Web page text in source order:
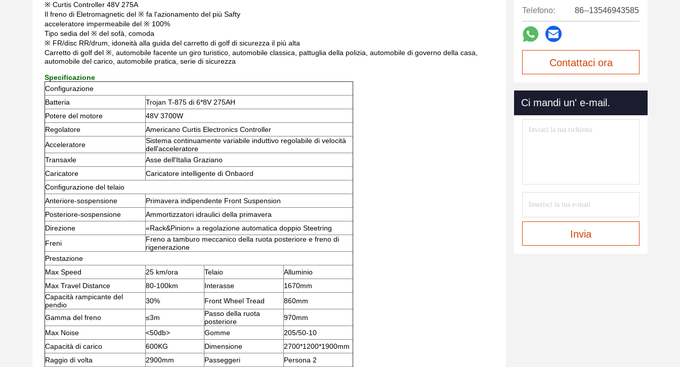
※ Curtis Controller 48V 275A
Il freno di Eletromagnetic del ※ fa l'azionamento del più Safty
acceleratore impermeabile del ※ 100%
Tipo sedia del ※ del sofà, comoda
※ FR/disc RR/drum, idoneità alla guida del carretto di golf di sicurezza il più alta
Carretto di golf del ※, automobile facente un giro turistico, automobile classica, pattuglia della polizia, automobile di governo della casa,
automobile del carico, automobile pratica, serie di sicurezza
Specificazione
Configurazione
Batteria
Trojan T-875 di 6*8V 275AH
Potere del motore
48V 3700W
Regolatore
Americano Curtis Electronics Controller
Acceleratore
Sistema continuamente variabile induttivo regolabile di velocità
dell'acceleratore
Transaxle
Asse dell'Italia Graziano
Caricatore
Caricatore intelligente di Onbaord
Configurazione del telaio
Anteriore-sospensione
Primavera indipendente Front Suspension
Posteriore-sospensione
Ammortizzatori idraulici della primavera
Direzione
«Rack&Pinion» a regolazione automatica doppio Steetring
Freni
Freno a tamburo meccanico della ruota posteriore e freno di
rigenerazione
Prestazione
Max Speed
25 km/ora Telaio
Alluminio
Max Travel Distance
80-100km Interasse
1670mm
Capacità rampicante del
pendio
30% Front Wheel Tread 860mm
Gamma del freno ≤3m
Passo della ruota
posteriore
970mm
Max Noise
<50db> Gomme
205/50-10
Capacità di carico
600KG Dimensione
2700*1200*1900mm
Raggio di volta
2900mm Passeggeri
Persona 2
Telefono: 86--13546943585
Contattaci ora
Ci mandi un' e-mail.
Invia